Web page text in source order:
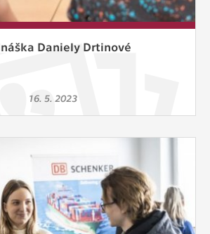
Daniely Drtinové
16. 5. 2023